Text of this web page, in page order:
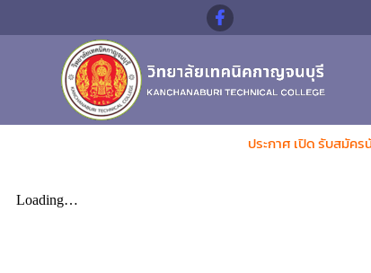
ประกาศ เปิด รับสมัค